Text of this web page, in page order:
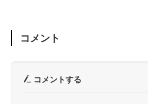
コメント
コメントする